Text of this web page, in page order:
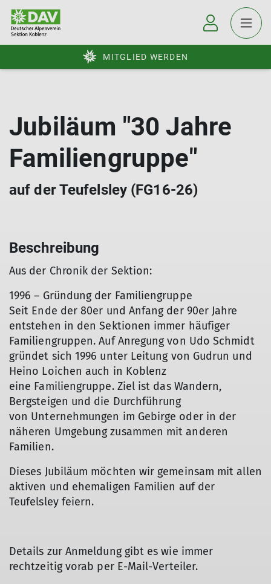
MITGLIED WERDEN
Jubiläum "30 Jahre
Familiengruppe"
auf der Teufelsley (FG16-26)
Beschreibung
Aus der Chronik der Sektion:
1996 – Gründung der Familiengruppe
Seit Ende der 80er und Anfang der 90er Jahre
entstehen in den Sektionen immer häufiger
Familiengruppen. Auf Anregung von Udo Schmidt
gründet sich 1996 unter Leitung von Gudrun und
Heino Loichen auch in Koblenz
eine Familiengruppe. Ziel ist das Wandern,
Bergsteigen und die Durchführung
von Unternehmungen im Gebirge oder in der
näheren Umgebung zusammen mit anderen
Familien.
Dieses Jubiläum möchten wir gemeinsam mit allen
aktiven und ehemaligen Familien auf der
Teufelsley feiern.
Details zur Anmeldung gibt es wie immer
rechtzeitig vorab per E-Mail-Verteiler.